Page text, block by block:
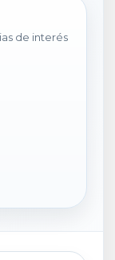
de interés